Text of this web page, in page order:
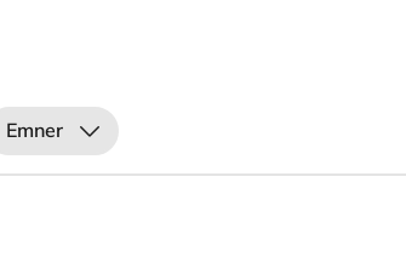
Emner